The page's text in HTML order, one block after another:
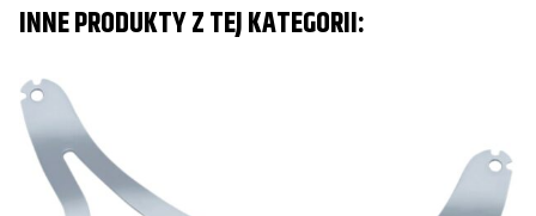
INNE PRODUKTY Z TEJ KATEGORII: